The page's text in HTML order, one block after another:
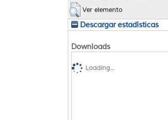
Ver elemento
Descargar estadísticas
Downloads
Loading...